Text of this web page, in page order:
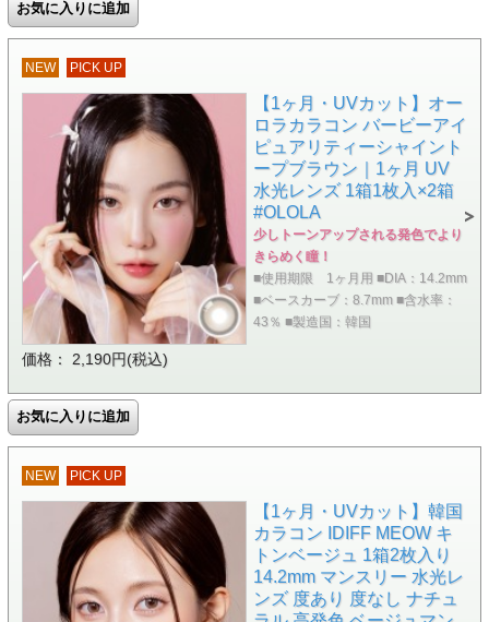
NEW PICK UP
【1ヶ月・UVカット】オー
ロラカラコン バービーアイ
ピュアリティーシャイント
ープブラウン｜1ヶ月 UV
水光レンズ 1箱1枚入×2箱
#OLOLA
少しトーンアップされる発色でより
きらめく瞳！
■使用期限 1ヶ月用 ■DIA：14.2mm
■ベースカーブ：8.7mm ■含水率：
43％ ■製造国：韓国
価格： 2,190円(税込)
NEW PICK UP
【1ヶ月・UVカット】韓国
カラコン IDIFF MEOW キ
トンベージュ 1箱2枚入り
14.2mm マンスリー 水光レ
ンズ 度あり 度なし ナチュ